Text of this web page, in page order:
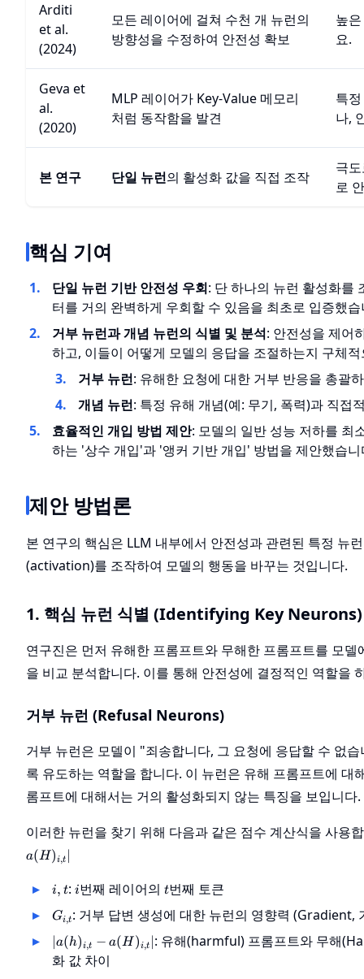
Arditi
et al.
(2024)
모든 레이어에 걸쳐 수천 개 뉴런의
방향성을 수정하여 안전성 확보
높
요.
Geva et
al.
(2020)
MLP 레이어가 Key-Value 메모리
처럼 동작함을 발견
특
나,
본 연구 단일 뉴런의 활성화 값을 직접 조작
극
로
핵심 기여
단일 뉴런 기반 안전성 우회: 단 하나의 뉴런 활성화를
터를 거의 완벽하게 우회할 수 있음을 최초로 입증했
거부 뉴런과 개념 뉴런의 식별 및 분석: 안전성을 제어
하고, 이들이 어떻게 모델의 응답을 조절하는지 구체
거부 뉴런: 유해한 요청에 대한 거부 반응을 총괄
개념 뉴런: 특정 유해 개념(예: 무기, 폭력)과 직접
효율적인 개입 방법 제안: 모델의 일반 성능 저하를 최
하는 '상수 개입'과 '앵커 기반 개입' 방법을 제안했습니
제안 방법론
본 연구의 핵심은 LLM 내부에서 안전성과 관련된 특정 뉴
(activation)를 조작하여 모델의 행동을 바꾸는 것입니다.
1. 핵심 뉴런 식별 (Identifying Key Neurons)
연구진은 먼저 유해한 프롬프트와 무해한 프롬프트를 모
을 비교 분석합니다. 이를 통해 안전성에 결정적인 역할을
거부 뉴런 (Refusal Neurons)
거부 뉴런은 모델이 "죄송합니다, 그 요청에 응답할 수 없
록 유도하는 역할을 합니다. 이 뉴런은 유해 프롬프트에 대
롬프트에 대해서는 거의 활성화되지 않는 특징을 보입니다.
이러한 뉴런을 찾기 위해 다음과 같은 점수 계산식을 사용
a(H)i,t
i,
i, t: i
i번째 레이어의 t
t번째 토큰
G_{i,t}
Gi,t: 거부 답변 생성에 대한 뉴런의 영향력 (Gradient,
|a(h)_{i,t}
-
a(H)_{i,t}|
a(h)i,t − a(H )i,t
: 유해(harmful) 프롬프트와 무해
화 값 차이